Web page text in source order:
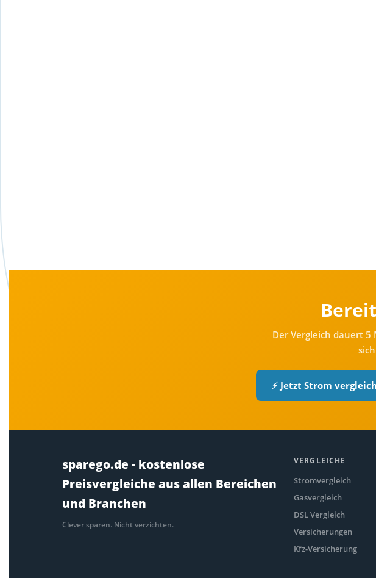
Der Vergleich dauert
⚡ Jetzt Strom
sparego.de - kostenlose
Preisvergleiche aus allen Bereichen
und Branchen
Clever sparen. Nicht verzichten.
VERGLEICHE
Stromvergleich
Gasvergleich
DSL Vergleich
Versicherungen
Kfz-Versicherung